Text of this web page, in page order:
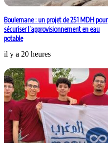
Boulemane : un projet de 251 MDH pour
sécuriser l’approvisionnement en eau
potable
il y a 20 heures